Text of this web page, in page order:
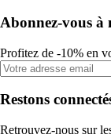
Abonnez-vous à
Profitez de -10% en
Restons
Retrouvez-nous sur